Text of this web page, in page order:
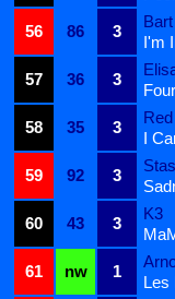
56
86 3
I'm
57
36 3
58
35 3
I
59
92 3
60
43 3
K3
61
nw 1
Les